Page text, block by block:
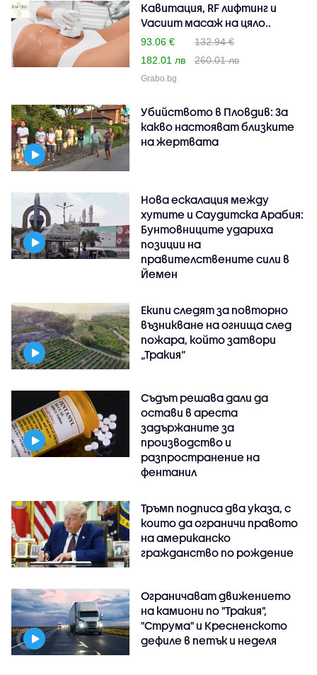
Кавитация, RF лифтинг и
Vacuum масаж на цяло..
93.06 €
132.94 €
182.01 лв
260.01 лв
Grabo.bg
Убийството в Пловдив: За
какво настояват близките
на жертвата
Нова ескалация между
хутите и Саудитска Арабия:
Бунтовниците удариха
позиции на
правителствените сили в
Йемен
Екипи следят за повторно
възникване на огнища след
пожара, който затвори
„Тракия“
Съдът решава дали да
остави в ареста
задържаните за
производство и
разпространение на
фентанил
Тръмп подписа два указа, с
които да ограничи правото
на американско
гражданство по рождение
Ограничават движението
на камиони по "Тракия",
"Струма" и Кресненското
дефиле в петък и неделя